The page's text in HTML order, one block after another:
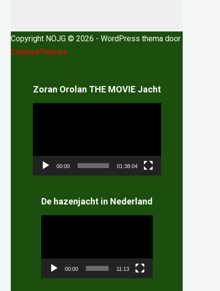
Copyright NOJG © 2026 - WordPress thema door
CreativeThemes
Zoran Orolan THE MOVIE Jacht
00:00 01:38:04
De hazenjacht in Nederland
00:00 11:13